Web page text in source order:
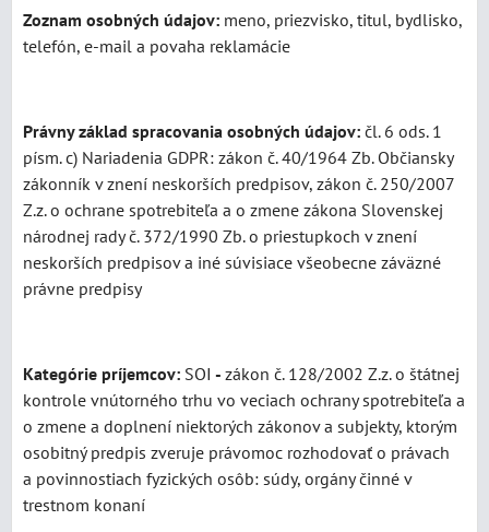
Zoznam osobných údajov: meno, priezvisko, titul, bydlisko,
telefón, e-mail a povaha reklamácie
Právny základ spracovania osobných údajov: čl. 6 ods. 1
písm. c) Nariadenia GDPR: zákon č. 40/1964 Zb. Občiansky
zákonník v znení neskorších predpisov, zákon č. 250/2007
Z.z. o ochrane spotrebiteľa a o zmene zákona Slovenskej
národnej rady č. 372/1990 Zb. o priestupkoch v znení
neskorších predpisov a iné súvisiace všeobecne záväzné
právne predpisy
Kategórie príjemcov: SOI - zákon č. 128/2002 Z.z. o štátnej
kontrole vnútorného trhu vo veciach ochrany spotrebiteľa a
o zmene a doplnení niektorých zákonov a subjekty, ktorým
osobitný predpis zveruje právomoc rozhodovať o právach
a povinnostiach fyzických osôb: súdy, orgány činné v
trestnom konaní